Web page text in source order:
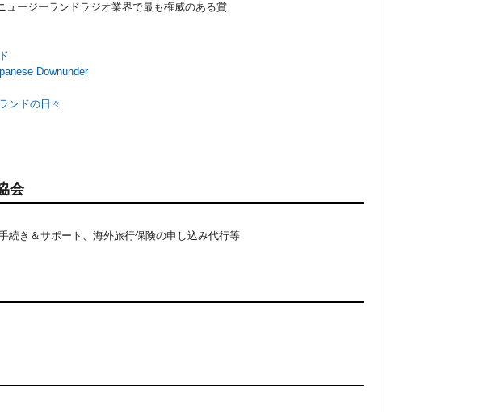
ュージーランドラジオ業界で最も権威のある賞
Downunder
ンドの日々
会
続き＆サポート、海外旅行保険の申し込み代行等